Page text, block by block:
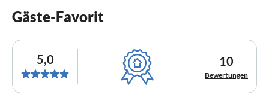
Gäste-Favorit
5,0 10
Bewertungen